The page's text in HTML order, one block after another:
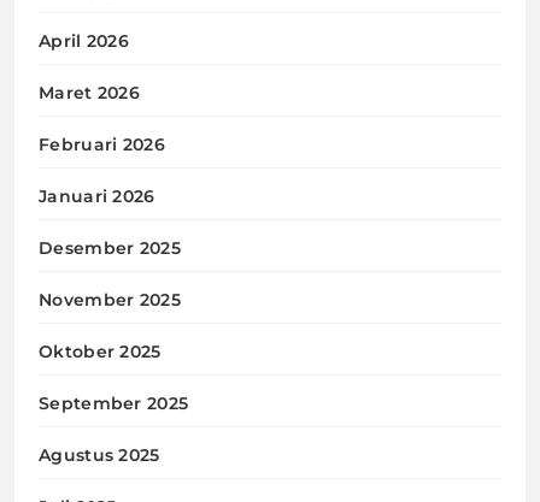
April 2026
Maret 2026
Februari 2026
Januari 2026
Desember 2025
November 2025
Oktober 2025
September 2025
Agustus 2025